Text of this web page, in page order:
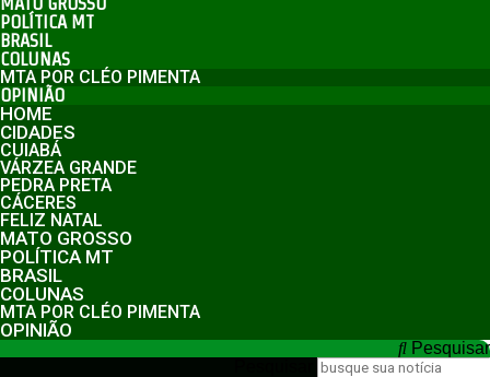
POLÍTICA MT
BRASIL
COLUNAS
MTA POR CLÉO PIMENTA
OPINIÃO
HOME
CIDADES
CUIABÁ
VÁRZEA GRANDE
PEDRA PRETA
CÁCERES
FELIZ NATAL
MATO GROSSO
POLÍTICA MT
BRASIL
COLUNAS
MTA POR CLÉO PIMENTA
OPINIÃO
Pesquisar